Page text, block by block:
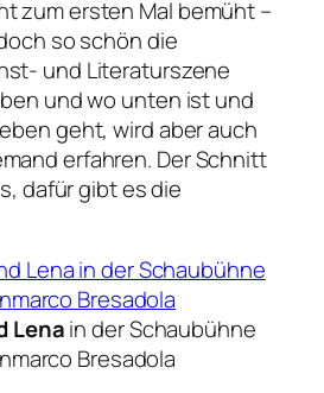
zum ersten Mal bemüht –
so schön die
und Literaturszene
und wo unten ist und
geht, wird aber auch
erfahren. Der Schnitt
dafür gibt es die
Lenain der Schaubühne
Bresadola